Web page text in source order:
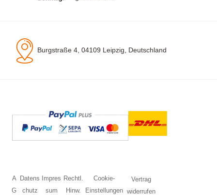
Burgstraße 4, 04109 Leipzig, Deutschland
A
G
Datens
chutz
Impres
sum
Rechtl.
Hinw.
Cookie-
Einstellungen
Vertrag
widerrufen